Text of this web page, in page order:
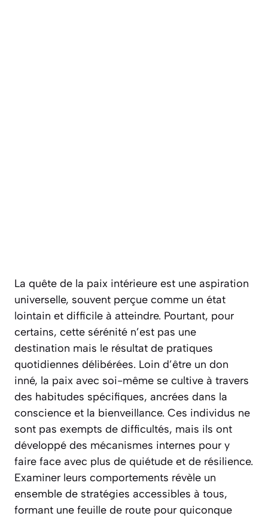
La quête de la paix intérieure est une aspiration
universelle, souvent perçue comme un état
lointain et difficile à atteindre. Pourtant, pour
certains, cette sérénité n’est pas une
destination mais le résultat de pratiques
quotidiennes délibérées. Loin d’être un don
inné, la paix avec soi-même se cultive à travers
des habitudes spécifiques, ancrées dans la
conscience et la bienveillance. Ces individus ne
sont pas exempts de difficultés, mais ils ont
développé des mécanismes internes pour y
faire face avec plus de quiétude et de résilience.
Examiner leurs comportements révèle un
ensemble de stratégies accessibles à tous,
formant une feuille de route pour quiconque